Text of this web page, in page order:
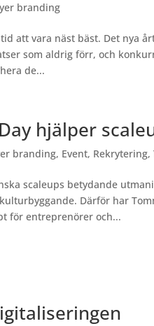
branding
att vara näst bäst. Det nya
som aldrig förr, och
de...
hjälper
branding, Event, Rekrytering,
scaleups betydande
Därför har
för entreprenörer och...